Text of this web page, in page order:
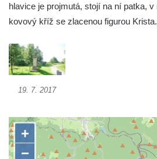
Kříž u brány na hřbitov ve Velešíně
Kříž u fary v Římově
Kříž u lípy Jana Gurreho v Římově
Boží muka u hřbitova v Římově
Kříž na návsi v Dolním Třeboníně
Kříž poblíž domu čp. 169 v Plavu
hlavice je projmutá, stojí na ní patka,
kovový kříž se zlacenou figurou Krista.
19. 7. 2017